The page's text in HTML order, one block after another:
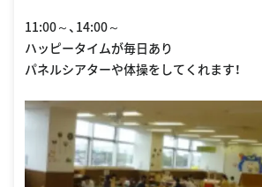
11:00～、14:00～
ハッピータイムが毎日あり
パネルシアターや体操をしてくれます！